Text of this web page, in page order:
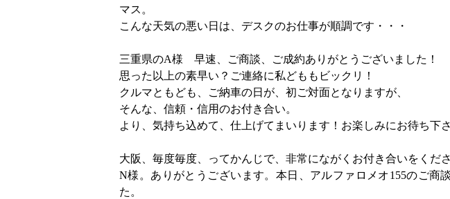
マス。
こんな天気の悪い日は、デスクのお仕事が順調です・・・
三重県のA様 早速、ご商談、ご成約ありがとうございました！
思った以上の素早い？ご連絡に私どももビックリ！
クルマともども、ご納車の日が、初ご対面となりますが、
そんな、信頼・信用のお付き合い。
より、気持ち込めて、仕上げてまいります！お楽しみにお待ち下
大阪、毎度毎度、ってかんじで、非常にながくお付き合いをくだ
N様。ありがとうございます。本日、アルファロメオ155のご商
た。